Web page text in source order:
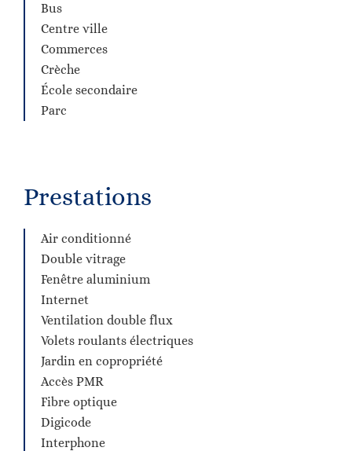
Bus
Centre ville
Commerces
Crèche
École secondaire
Parc
Prestations
Air conditionné
Double vitrage
Fenêtre aluminium
Internet
Ventilation double flux
Volets roulants électriques
Jardin en copropriété
Accès PMR
Fibre optique
Digicode
Interphone